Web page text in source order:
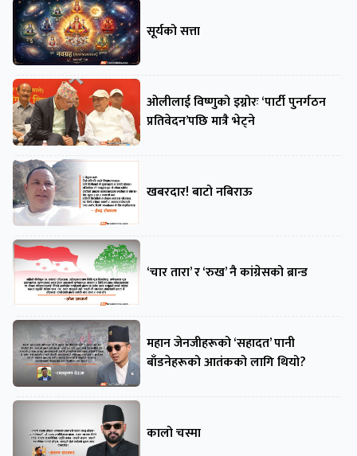
सूर्यको सत्ता
ओलीलाई विष्णुको इग्नोरः ‘पार्टी पुनर्गठन
प्रतिवेदन’पछि मात्रै भेट्ने
खबरदार! बाटो नबिराऊ
‘चार तारा’ र ‘रुख’ नै कांग्रेसको ब्रान्ड
महान जेनजीहरूको ‘सहादत’ पानी
बाँडनेहरूको आतंकको लागि थियो?
कालो चस्मा